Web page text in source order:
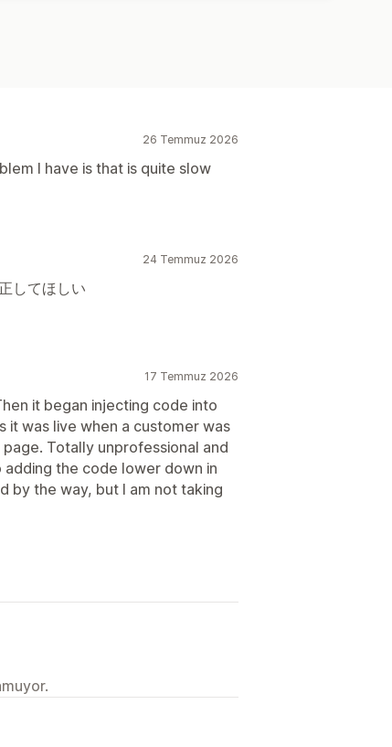
26 Temmuz 2026
I have is that is quite slow
24 Temmuz 2026
してほしい
17 Temmuz 2026
it began injecting code into
was live when a customer was
Totally unprofessional and
the code lower down in
by the way, but I am not taking